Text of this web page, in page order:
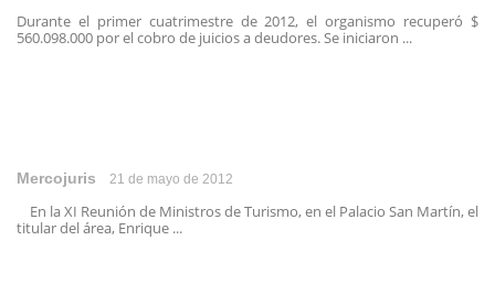
Durante el primer cuatrimestre de 2012, el organismo recuperó $
560.098.000 por el cobro de juicios a deudores. Se iniciaron ...
Mercojuris 21 de mayo de 2012
En la XI Reunión de Ministros de Turismo, en el Palacio San Martín, el
titular del área, Enrique ...